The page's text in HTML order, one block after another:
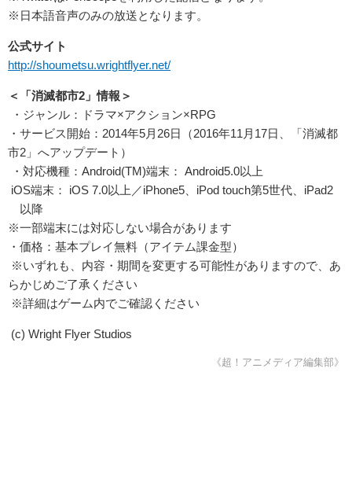
※日本語音声のみの放送となります。
公式サイト
http://shoumetsu.wrightflyer.net/
＜「消滅都市2」情報＞
・ジャンル：ドラマ×アクション×RPG
・サービス開始：2014年5月26日（2016年11月17日、「消滅都
市2」へアップデート）
・対応機種：Android(TM)端末： Android5.0以上
iOS端末： iOS 7.0以上／iPhone5、iPod touch第5世代、iPad2
以降
※一部端末には対応しない場合があります
・価格：基本プレイ無料（アイテム課金型）
※いずれも、内容・期間を変更する可能性がありますので、 あ
らかじめご了承ください
※詳細はゲーム内でご確認ください
(c) Wright Flyer Studios
《超！アニメディア編集部》